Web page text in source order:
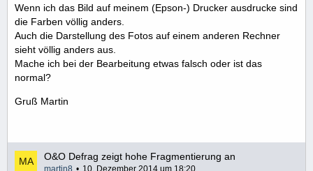
Wenn ich das Bild auf meinem (Epson-) Drucker ausdrucke sind
die Farben völlig anders.
Auch die Darstellung des Fotos auf einem anderen Rechner
sieht völlig anders aus.
Mache ich bei der Bearbeitung etwas falsch oder ist das
normal?
Gruß Martin
O&O Defrag zeigt hohe Fragmentierung an
martin8 10. Dezember 2014 um 18:20